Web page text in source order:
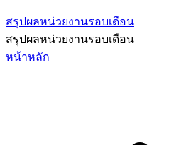
สรุปผลหน่วยงานรอบเดือน
สรุปผลหน่วยงานรอบเดือน
หน้าหลัก